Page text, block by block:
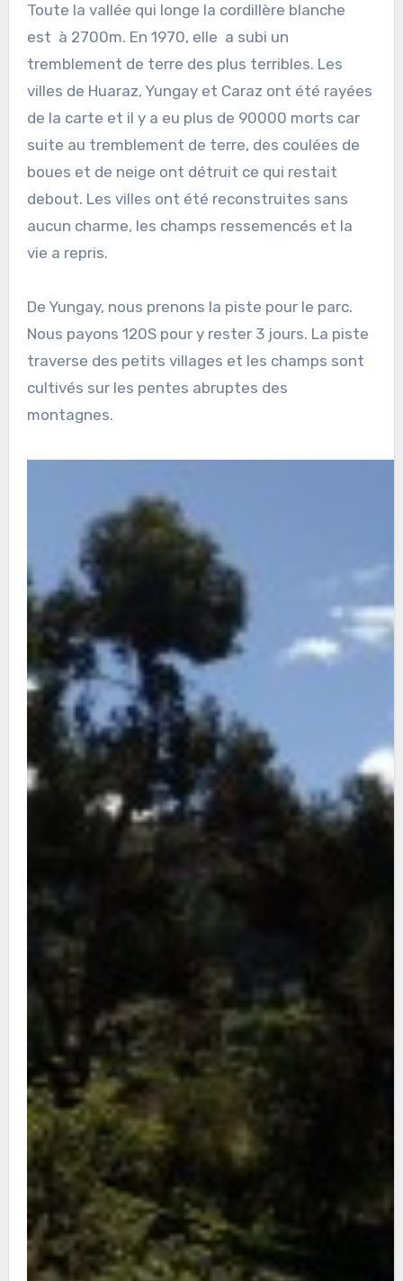
Toute la vallée qui longe la cordillère blanche
est à 2700m. En 1970, elle a subi un
tremblement de terre des plus terribles. Les
villes de Huaraz, Yungay et Caraz ont été rayées
de la carte et il y a eu plus de 90000 morts car
suite au tremblement de terre, des coulées de
boues et de neige ont détruit ce qui restait
debout. Les villes ont été reconstruites sans
aucun charme, les champs ressemencés et la
vie a repris.
De Yungay, nous prenons la piste pour le parc.
Nous payons 120S pour y rester 3 jours. La piste
traverse des petits villages et les champs sont
cultivés sur les pentes abruptes des
montagnes.